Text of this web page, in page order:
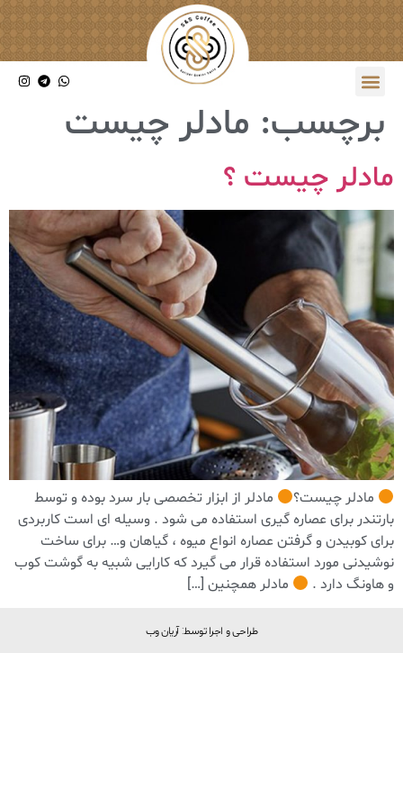
برچسب: مادلر چیست
مادلر چیست ؟
مادلر چیست؟
مادلر از ابزار تخصصی بار سرد بوده و توسط
بارتندر برای عصاره گیری استفاده می شود . وسیله ای است کاربردی
برای کوبیدن و گرفتن عصاره انواع میوه ، گیاهان و… برای ساخت
نوشیدنی مورد استفاده قرار می گیرد که کارایی شبیه به گوشت کوب
و هاونگ دارد .
مادلر همچنین […]
طراحی و اجرا توسط: آریان وب